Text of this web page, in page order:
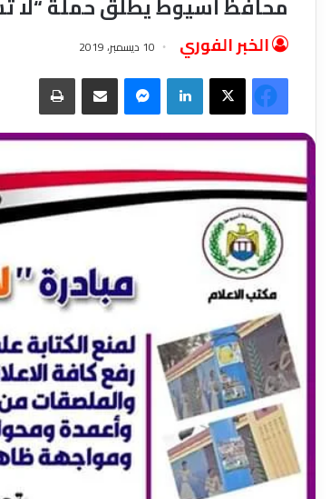
الخبر الفوري 10 ديسمبر، 2019
فيسبوك‫X لينكدإن ماسنجر مشاركة عبر البريد طباعة